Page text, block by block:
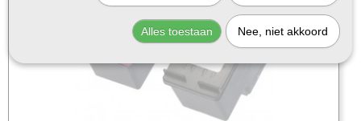
Alles toestaan Nee, niet akkoord